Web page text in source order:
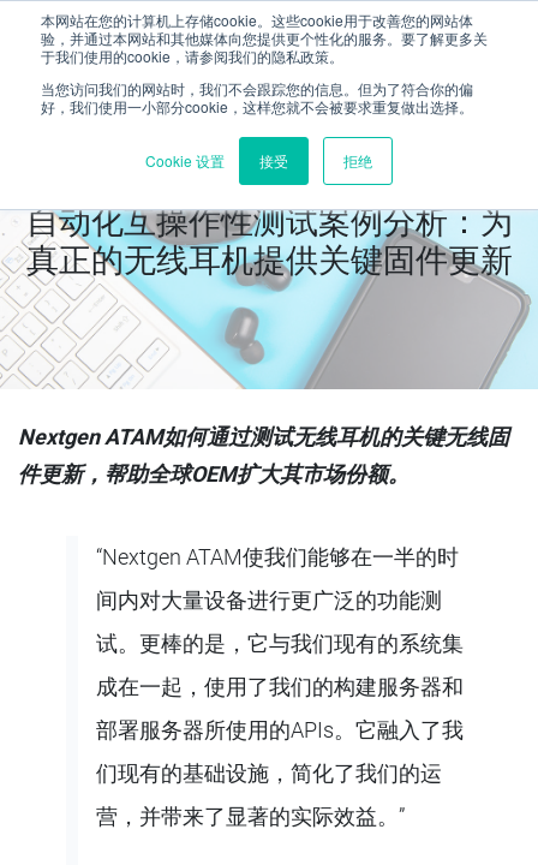
本网站在您的计算机上存储cookie。这些cookie用于改善您的网站体
验，并通过本网站和其他媒体向您提供更个性化的服务。要了解更多关
于我们使用的cookie，请参阅我们的隐私政策。
当您访问我们的网站时，我们不会跟踪您的信息。但为了符合你的偏
好，我们使用一小部分cookie，这样您就不会被要求重复做出选择。
Cookie 设置 接受 拒绝
自动化互操作性测试案例分析：为
真正的无线耳机提供关键固件更新
Nextgen ATAM如何通过测试无线耳机的关键无线固
件更新，帮助全球OEM扩大其市场份额。
“Nextgen ATAM使我们能够在一半的时
间内对大量设备进行更广泛的功能测
试。更棒的是，它与我们现有的系统集
成在一起，使用了我们的构建服务器和
部署服务器所使用的APIs。它融入了我
们现有的基础设施，简化了我们的运
营，并带来了显著的实际效益。”